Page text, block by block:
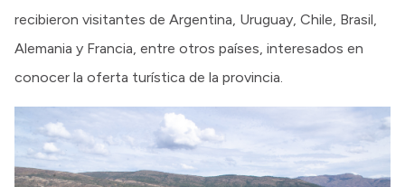
recibieron visitantes de Argentina, Uruguay, Chile, Brasil,
Alemania y Francia, entre otros países, interesados en
conocer la oferta turística de la provincia.